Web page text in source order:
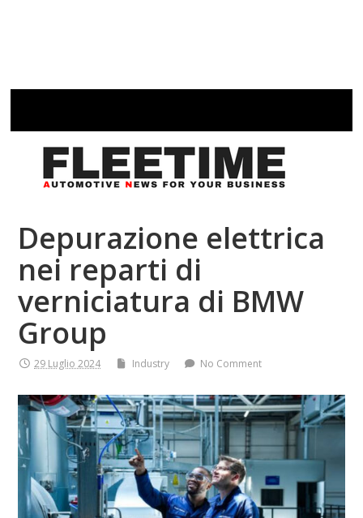
Depurazione elettrica
nei reparti di
verniciatura di BMW
Group
29 Luglio 2024 Industry No Comment